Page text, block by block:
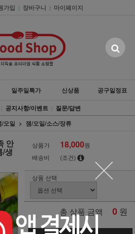
가입 | 장바구니 | 마이페이지
일주일특가 신상품
공구일정표
| 공지사항/이벤트 | 질문/답변
/오일 잼/오일/소스/장류
안
/생
상품가 18,000원
배송비
(조건)
상품 선택
총 상품 금액 0 원